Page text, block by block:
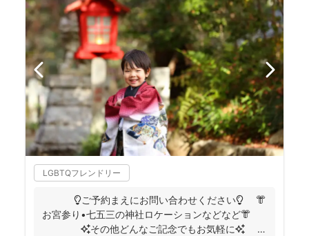
LGBTQフレンドリー
💡ご予約まえにお問い合わせください💡 👘
お宮参り•七五三の神社ロケーションなどなど👘
✨その他どんなご記念でもお気軽に✨